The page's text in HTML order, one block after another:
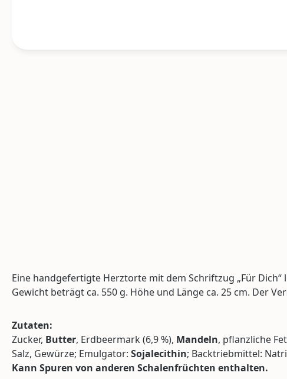
Eine handgefertigte Herztorte mit dem Schriftzug „Für
Gewicht beträgt ca. 550 g. Höhe und Länge ca. 25 cm. Der
Zutaten:
Zucker, Butter, Erdbeermark (6,9 %), Mandeln, pflanzliche
Salz, Gewürze; Emulgator: Sojalecithin; Backtriebmittel:
Kann Spuren von anderen Schalenfrüchten enthalten.